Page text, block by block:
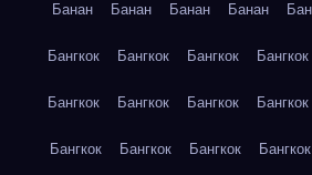
Банан Банан Банан Банан
Бангкок Бангкок Бангкок Бангкок
Бангкок Бангкок Бангкок Бангкок
Бангкок Бангкок Бангкок Бангкок